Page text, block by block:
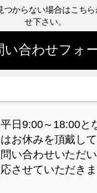
つからない場合はこち
せ下さい。
い合わせフォ
日9:00～18:00と
お休みを頂戴して
い合わせいただ
させていただきま